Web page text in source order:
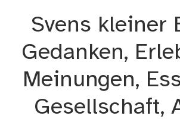
Svens kleiner
Gedanken,
Meinungen,
Gesellschaft,